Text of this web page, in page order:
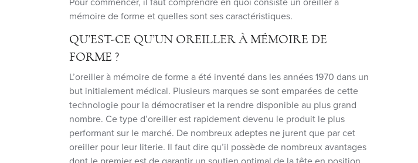
mémoire de forme et quelles sont ses caractéristiques.
QU’EST-CE QU’UN OREILLER À MÉMOIRE DE
FORME ?
L’oreiller à mémoire de forme a été inventé dans les années 1970 dans un
but initialement médical. Plusieurs marques se sont emparées de cette
technologie pour la démocratiser et la rendre disponible au plus grand
nombre. Ce type d’oreiller est rapidement devenu le produit le plus
performant sur le marché. De nombreux adeptes ne jurent que par cet
oreiller pour leur literie. Il faut dire qu’il possède de nombreux avantages